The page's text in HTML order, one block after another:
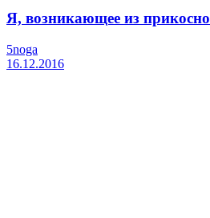
Я, возникающее из
5noga
16.12.2016